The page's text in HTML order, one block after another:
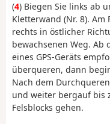
(4) Biegen Sie links ab
Kletterwand (Nr. 8). Am
rechts in östlicher
bewachsenen Weg.
eines GPS-Geräts
überqueren, dann
Nach dem
und weiter bergauf bis
Felsblocks gehen.